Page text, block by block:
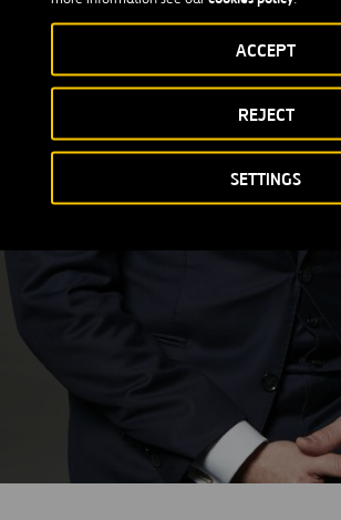
SETTINGS
REJECT
ACCEPT